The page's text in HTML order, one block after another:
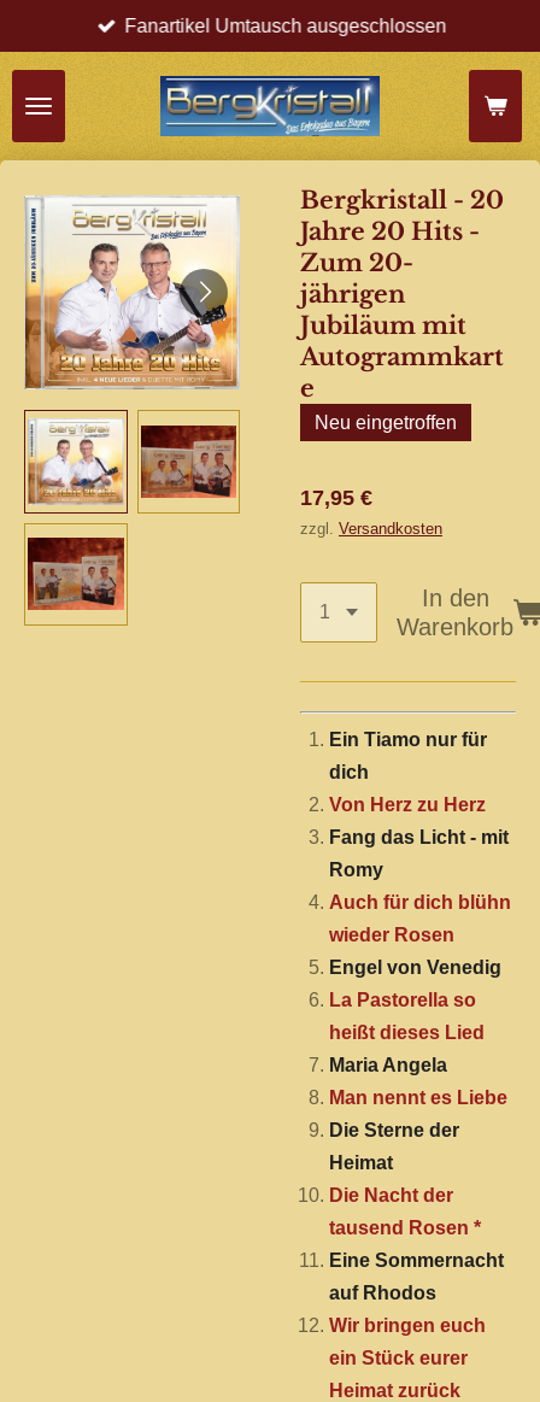
Fanartikel Umtausch ausgeschlossen
Bergkristall - 20
Jahre 20 Hits -
Zum 20-
jährigen
Jubiläum mit
Autogrammkart
e
Neu eingetroffen
17,95 €
zzgl. Versandkosten
In den
Warenkorb
Ein Tiamo nur für
dich
Von Herz zu Herz
Fang das Licht - mit
Romy
Auch für dich blühn
wieder Rosen
Engel von Venedig
La Pastorella so
heißt dieses Lied
Maria Angela
Man nennt es Liebe
Die Sterne der
Heimat
Die Nacht der
tausend Rosen *
Eine Sommernacht
auf Rhodos
Wir bringen euch
ein Stück eurer
Heimat zurück